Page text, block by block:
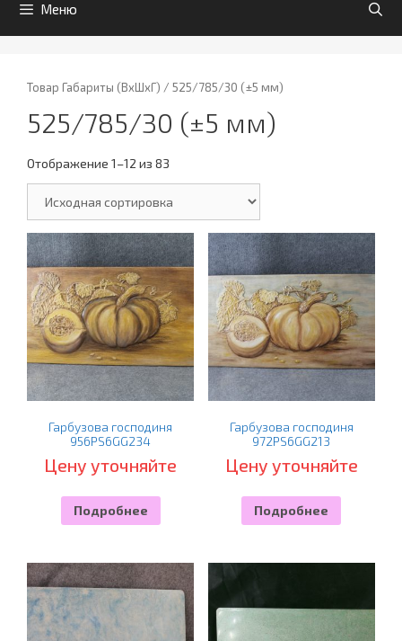
Меню
Товар Габариты (ВхШхГ) / 525/785/30 (±5 мм)
525/785/30 (±5 мм)
Отображение 1–12 из 83
Гарбузова господиня
956PS6GG234
Цену уточняйте
Подробнее
Гарбузова господиня
972PS6GG213
Цену уточняйте
Подробнее